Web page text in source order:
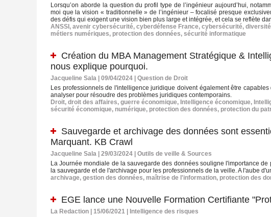
Lorsqu’on aborde la question du profil type de l’ingénieur aujourd’hui,
moi que la vision « traditionnelle » de l’ingénieur – focalisé presque
des défis qui exigent une vision bien plus large et intégrée, et cela se reflète
ANSSI , avenir cybersécurité, cyberdéfense France, cybersécurité,
métiers numériques, protection des données, sécurité informatique
Création du MBA Management Stratégique &
nous explique pourquoi.
Jacqueline Sala | 09/04/2024
Question de Droit
Les professionnels de l'intelligence juridique doivent également être
analyser pour résoudre des problèmes juridiques contemporains.
Droit, droit des affaires, guerre économique, Intelligence économique,
sécurité économique, numérique, protection des données, protection du
Sauvegarde et archivage des données sont
Marquant. KB Crawl
Jacqueline Sala | 29/03/2024
Outils de veille & Sources
La Journée mondiale de la sauvegarde des données souligne l'importance
la sauvegarde et de l'archivage pour les professionnels de la veille. A l'aube
archivage, gestion des données, maîtrise de l'information, protection des
EGE lance une Nouvelle Formation Certifiante
La Redaction | 15/06/2021
Intelligence des risques